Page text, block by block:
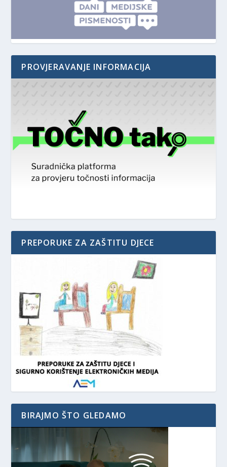
PROVJERAVANJE INFORMACIJA
PREPORUKE ZA ZAŠTITU DJECE
BIRAJMO ŠTO GLEDAMO